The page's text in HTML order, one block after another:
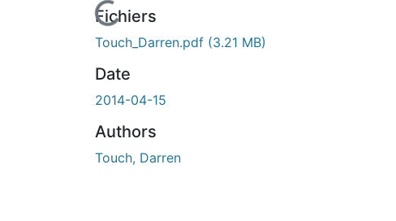
En cours de chargement...
Fichiers
Touch_Darren.pdf (3.21 MB)
Date
2014-04-15
Authors
Touch, Darren